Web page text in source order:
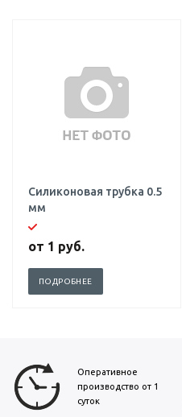
Силиконовая трубка 0.5
мм
от 1 руб.
ПОДРОБНЕЕ
Оперативное
производство от 1
суток